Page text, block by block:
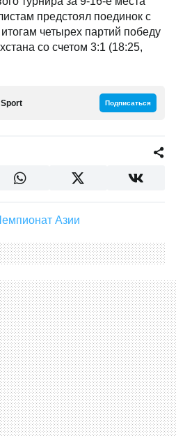
предстоял поединок с
четырех партий победу
со счетом 3:1 (18:25,
Подписаться
#чемпионат Азии